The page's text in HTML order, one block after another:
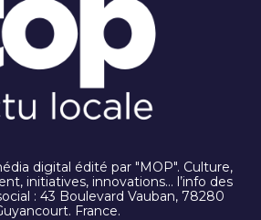
digital édité par "MOP". Culture,
initiatives, innovations… l’info des
: 43 Boulevard Vauban, 78280
France.